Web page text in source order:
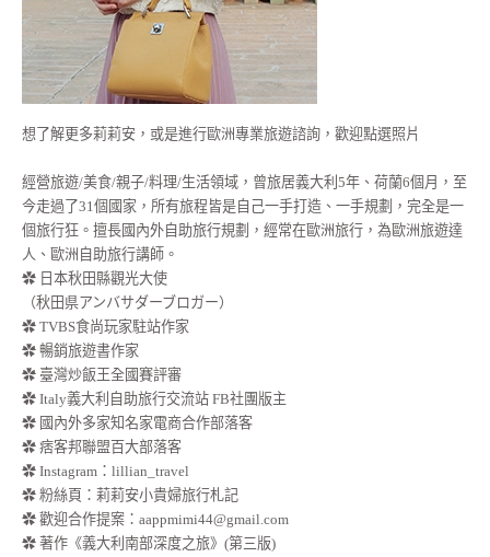
想了解更多莉莉安，或是進行歐洲專業旅遊諮詢，歡迎點選照片
經營旅遊/美食/親子/料理/生活領域，曾旅居義大利5年、荷蘭6個月，至
今走過了31個國家，所有旅程皆是自己一手打造、一手規劃，完全是一
個旅行狂。擅長國內外自助旅行規劃，經常在歐洲旅行，為歐洲旅遊達
人、歐洲自助旅行講師。
✿ 日本秋田縣觀光大使
（秋田県アンバサダーブロガー）
✿ TVBS食尚玩家駐站作家
✿ 暢銷旅遊書作家
✿ 臺灣炒飯王全國賽評審
✿ Italy義大利自助旅行交流站 FB社團版主
✿ 國內外多家知名家電商合作部落客
✿ 痞客邦聯盟百大部落客
✿ Instagram：lillian_travel
✿ 粉絲頁：莉莉安小貴婦旅行札記
✿ 歡迎合作提案： aappmimi44@gmail.com
✿ 著作《義大利南部深度之旅》(第三版)